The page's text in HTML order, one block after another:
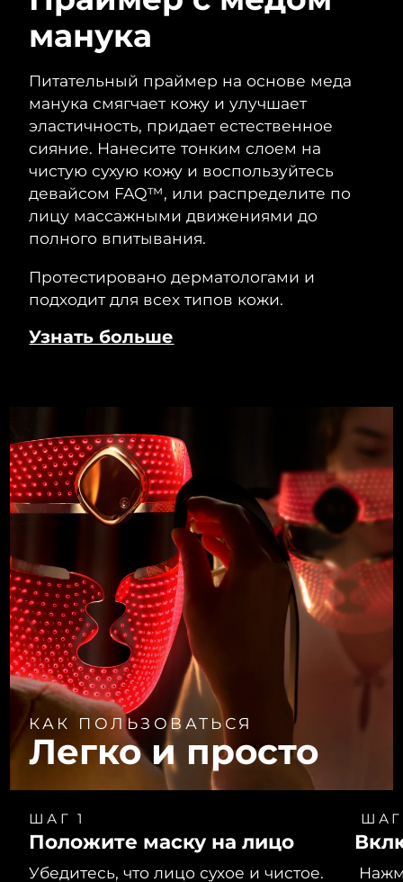
манука
Питательный праймер на основе меда
манука смягчает кожу и улучшает
эластичность, придает естественное
сияние. Нанесите тонким слоем на
чистую сухую кожу и воспользуйтесь
девайсом FAQ™, или распределите по
лицу массажными движениями до
полного впитывания.
Протестировано дерматологами и
подходит для всех типов кожи.
Узнать больше
КАК ПОЛЬЗОВАТЬСЯ
Легко и просто
ШАГ 1
Положите маску на лицо
Убедитесь, что лицо сухое и чистое.